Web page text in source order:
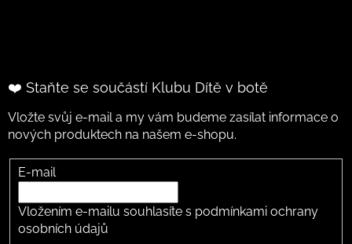
❤️ Staňte se součástí Klubu Dítě v botě
Vložte svůj e-mail a my vám budeme zasílat informace o
nových produktech na našem e-shopu.
E-mail
Vložením e-mailu souhlasíte s podmínkami ochrany
osobních údajů